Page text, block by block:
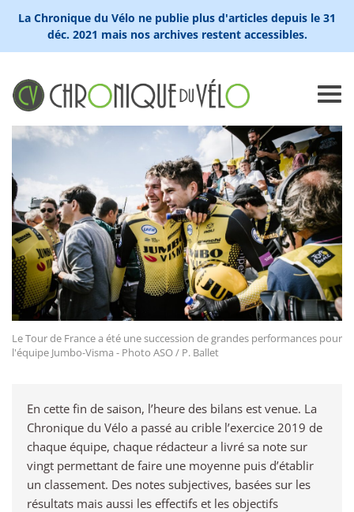
La Chronique du Vélo ne publie plus d'articles depuis le 31
déc. 2021 mais nos archives restent accessibles.
Le Tour de France a été une succession de grandes performances pour
l'équipe Jumbo-Visma - Photo ASO / P. Ballet
En cette fin de saison, l’heure des bilans est venue. La
Chronique du Vélo a passé au crible l’exercice 2019 de
chaque équipe, chaque rédacteur a livré sa note sur
vingt permettant de faire une moyenne puis d’établir
un classement. Des notes subjectives, basées sur les
résultats mais aussi les effectifs et les objectifs